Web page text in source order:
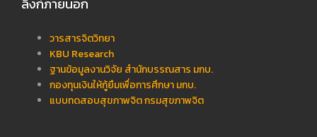
ลิงก์ภายนอก
วารสารจิตวิทยา
KBU Research
ฐานข้อมูลงานวิจัย สำนักบรรณสาร มกบ.
กองทุนเงินให้กู้ยืมเพื่อการศึกษา มกบ.
แบบทดสอบสุขภาพจิต กรมสุขภาพจิต